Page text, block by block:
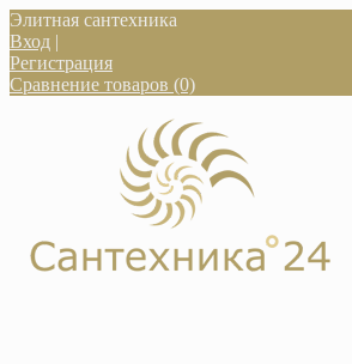
Элитная сантехника
Вход |
Регистрация
Сравнение товаров (0)